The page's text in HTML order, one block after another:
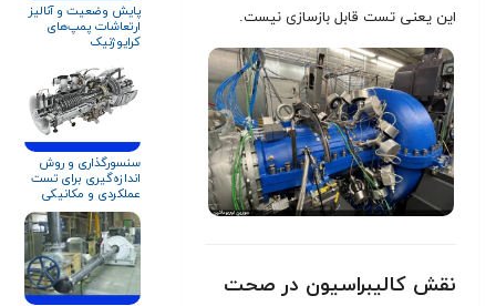
این یعنی تست قابل بازسازی نیست.
نقش کالیبراسیون در صحت
پایش وضعیت و آنالیز
ارتعاشات پمپ‌های
کرایوژنیک
سنسورگذاری و روش
اندازه‌گیری برای تست‌
عملکردی و مکانیکی
توربین گاز زیمنس
SGT-۶۰۰